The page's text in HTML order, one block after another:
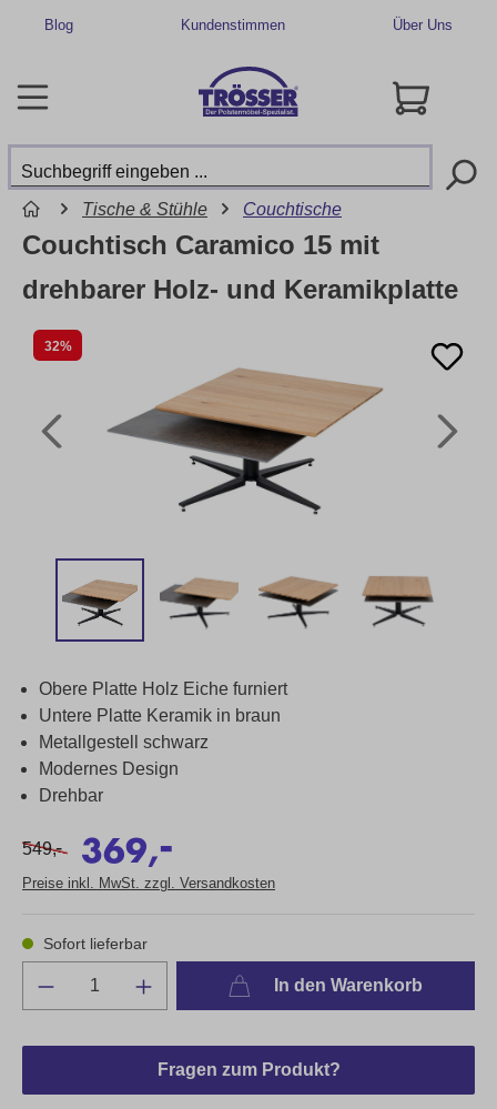
Blog Kundenstimmen Über Uns
Tische & Stühle Couchtische
32%
Couchtisch Caramico 15 mit
drehbarer Holz- und Keramikplatte
Obere Platte Holz Eiche furniert
Untere Platte Keramik in braun
Metallgestell schwarz
Modernes Design
Drehbar
549,- 369,
-
Preise inkl. MwSt. zzgl. Versandkosten
Sofort lieferbar
In den Warenkorb
Fragen zum Produkt?